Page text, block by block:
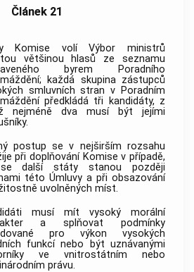
Článek 21
Komise volí Výbor ministrů
většinou hlasů ze seznamu
byrem Poradního
každá skupina zástupců
smluvních stran v Poradním
předkládá tři kandidáty, z
nejméně dva musí být jejími
postup se v nejširším rozsahu
při doplňování Komise v případě,
další státy stanou později
této Úmluvy a při obsazování
uvolněných míst.
musí mít vysoký morální
a splňovat podmínky
pro výkon vysokých
funkcí nebo být uznávanými
ve vnitrostátním nebo
právu.